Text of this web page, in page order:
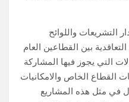
التشريعات واللوائح
بين القطاعين العام
التي يجوز فيها المشاركة
القطاع الخاص والامكانيات
في مثل هذه المشاريع